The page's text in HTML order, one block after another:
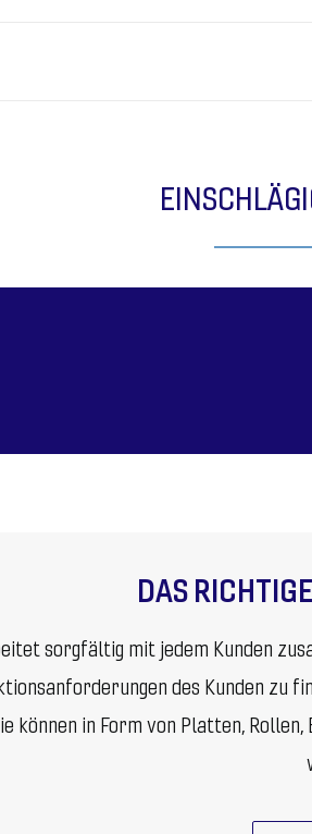
DAS
sorgfältig mit jedem Kunden
des Kunden zu
können in Form von Platten,